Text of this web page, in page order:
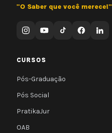
"O Saber que você merece!"
CURSOS
Pós-Graduação
Pós Social
PratikaJur
OAB